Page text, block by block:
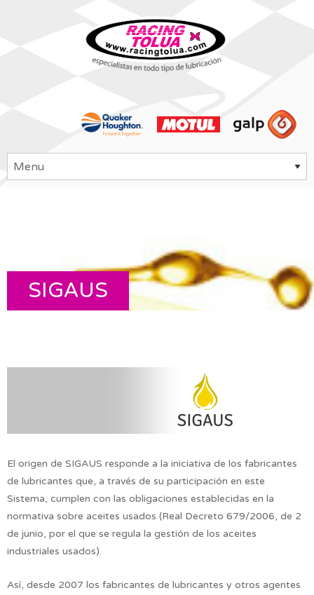
SIGAUS
El origen de SIGAUS responde a la iniciativa de los fabricantes
de lubricantes que, a través de su participación en este
Sistema, cumplen con las obligaciones establecidas en la
normativa sobre aceites usados (Real Decreto 679/2006, de 2
de junio, por el que se regula la gestión de los aceites
industriales usados).
Así, desde 2007 los fabricantes de lubricantes y otros agentes